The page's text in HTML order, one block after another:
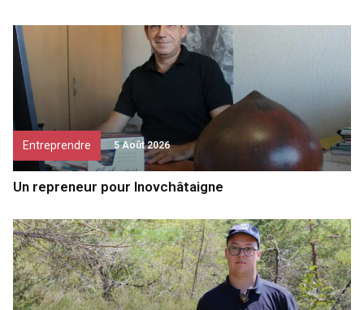
Entreprendre 5 Août 2026
Un repreneur pour Inovchâtaigne